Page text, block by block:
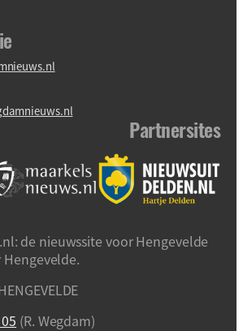
Partnersites
de nieuwssite voor Hengevelde
Hengevelde.
(R. Wegdam)